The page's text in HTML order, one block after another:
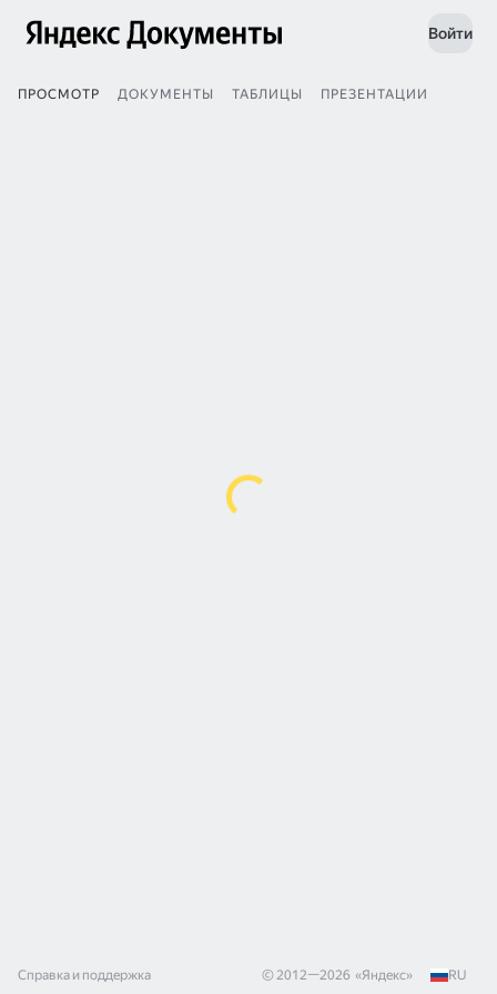
Войти
ПРОСМОТР ДОКУМЕНТЫ ТАБЛИЦЫ ПРЕЗЕНТАЦИИ
Справка и поддержка © 2012—2026 «Яндекс» RU